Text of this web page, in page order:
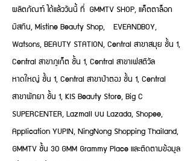
ผลิตภัณฑ์ ได้แล้ววันนี้ ที่ GMMTV SHOP, แค็ตตาล็อก
มิสทิน, Mistine Beauty Shop, EVEANDBOY,
Watsons, BEAUTY STATION, Central สาขาสมุย ชั้น 1,
Central สาขาภูเก็ต ชั้น 1, Central สาขาเฟสติวัล
หาดใหญ่ ชั้น 1, Central สาขาป่าตอง ชั้น 1, Central
สาขาพัทยา ชั้น 1, KIS Beauty Store, Big C
SUPERCENTER, Lazmall บน Lazada, Shopee,
Application YUPIN, NingNong Shopping Thailand,
GMMTV ชั้น 30 GMM Grammy Place และติดตามข้อมูล